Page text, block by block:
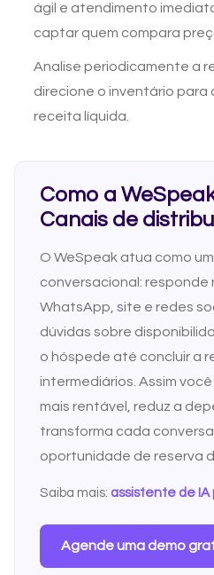
ágil e atendimento
captar quem compara
Analise periodicamente a
direcione o inventário para
receita líquida.
Como a
Canais de
O WeSpeak atua como
conversacional: responde
WhatsApp, site e redes
dúvidas sobre
o hóspede até concluir a
intermediários. Assim
mais rentável, reduz a
transforma cada conversa
oportunidade de reserva
Saiba mais: assistente de IA
Agende uma demo